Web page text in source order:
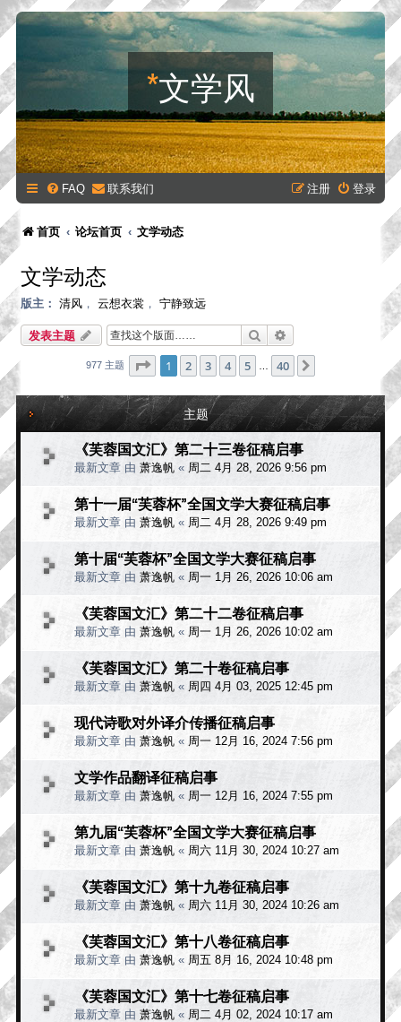
*文学风
FAQ 联系我们 登录
注册
首页 论坛首页 文学动态
文学动态
版主： 清风 ， 云想衣裳 ， 宁静致远
发表主题 搜索
977 主题 分页：1 40
1 2 3 4 5 40
主题
《芙蓉国文汇》第二十三卷征稿启事
最新文章 由 萧逸帆 « 周二 4月 28, 2026 9:56 pm
第十一届“芙蓉杯”全国文学大赛征稿启事
最新文章 由 萧逸帆 « 周二 4月 28, 2026 9:49 pm
第十届“芙蓉杯”全国文学大赛征稿启事
最新文章 由 萧逸帆 « 周一 1月 26, 2026 10:06 am
《芙蓉国文汇》第二十二卷征稿启事
最新文章 由 萧逸帆 « 周一 1月 26, 2026 10:02 am
《芙蓉国文汇》第二十卷征稿启事
最新文章 由 萧逸帆 « 周四 4月 03, 2025 12:45 pm
现代诗歌对外译介传播征稿启事
最新文章 由 萧逸帆 « 周一 12月 16, 2024 7:56 pm
文学作品翻译征稿启事
最新文章 由 萧逸帆 « 周一 12月 16, 2024 7:55 pm
第九届“芙蓉杯”全国文学大赛征稿启事
最新文章 由 萧逸帆 « 周六 11月 30, 2024 10:27 am
《芙蓉国文汇》第十九卷征稿启事
最新文章 由 萧逸帆 « 周六 11月 30, 2024 10:26 am
《芙蓉国文汇》第十八卷征稿启事
最新文章 由 萧逸帆 « 周五 8月 16, 2024 10:48 pm
《芙蓉国文汇》第十七卷征稿启事
最新文章 由 萧逸帆 « 周二 4月 02, 2024 10:17 am